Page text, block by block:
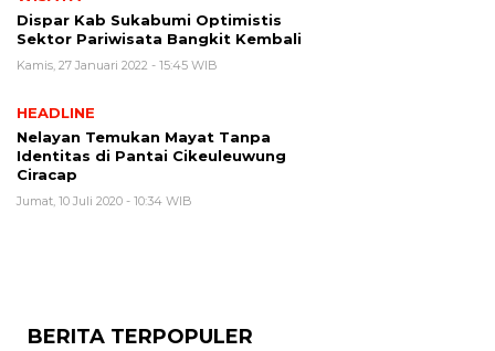
Dispar Kab Sukabumi Optimistis
Sektor Pariwisata Bangkit Kembali
Kamis, 27 Januari 2022 - 15:45 WIB
HEADLINE
Nelayan Temukan Mayat Tanpa
Identitas di Pantai Cikeuleuwung
Ciracap
Jumat, 10 Juli 2020 - 10:34 WIB
BERITA TERPOPULER